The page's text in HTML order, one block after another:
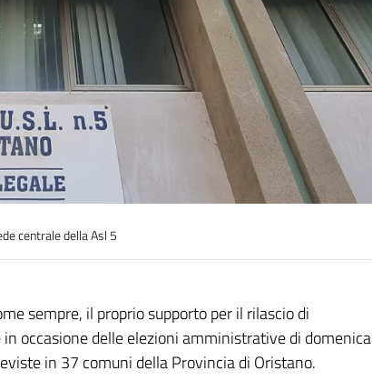
centrale della Asl 5
sempre, il proprio supporto per il rilascio di
occasione delle elezioni amministrative di domenica
in 37 comuni della Provincia di Oristano.